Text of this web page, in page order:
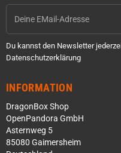
Du kannst den Newsletter
Datenschutzerklärung
INFORMATION
DragonBox Shop
OpenPandora GmbH
Asternweg 5
85080 Gaimersheim